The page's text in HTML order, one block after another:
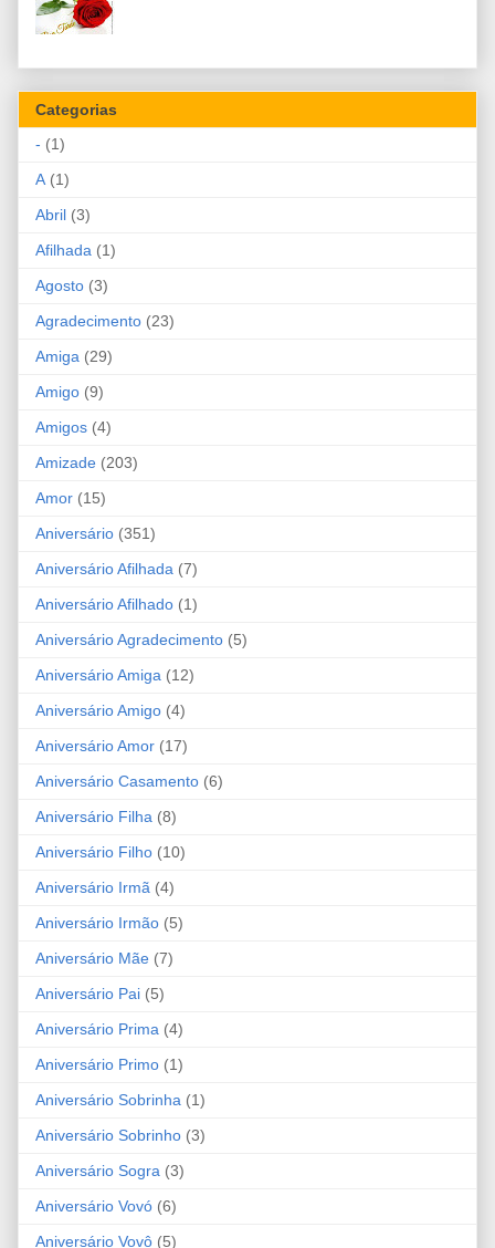
Categorias
- (1)
A (1)
Abril (3)
Afilhada (1)
Agosto (3)
Agradecimento (23)
Amiga (29)
Amigo (9)
Amigos (4)
Amizade (203)
Amor (15)
Aniversário (351)
Aniversário Afilhada (7)
Aniversário Afilhado (1)
Aniversário Agradecimento (5)
Aniversário Amiga (12)
Aniversário Amigo (4)
Aniversário Amor (17)
Aniversário Casamento (6)
Aniversário Filha (8)
Aniversário Filho (10)
Aniversário Irmã (4)
Aniversário Irmão (5)
Aniversário Mãe (7)
Aniversário Pai (5)
Aniversário Prima (4)
Aniversário Primo (1)
Aniversário Sobrinha (1)
Aniversário Sobrinho (3)
Aniversário Sogra (3)
Aniversário Vovó (6)
Aniversário Vovô (5)